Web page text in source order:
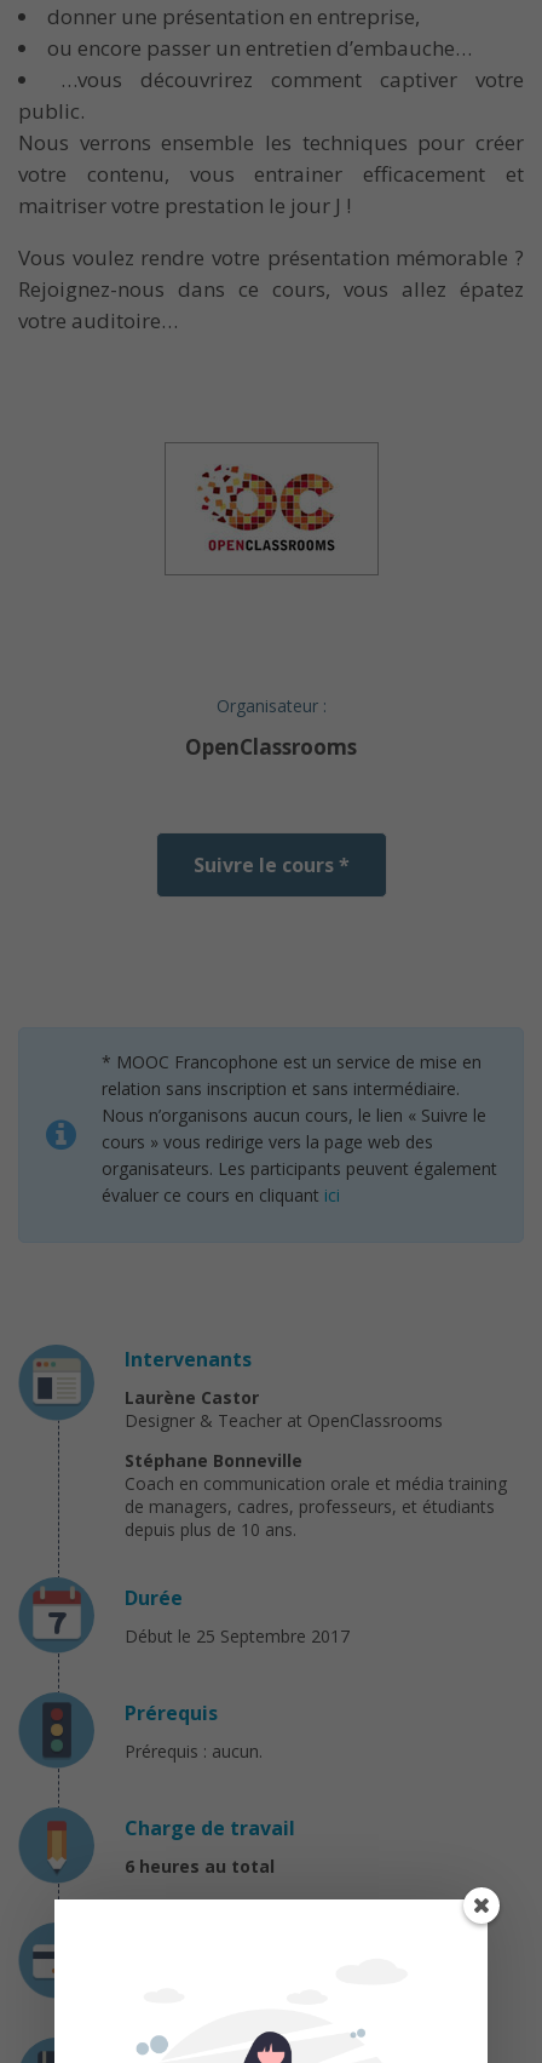
donner une présentation en entreprise,
ou encore passer un entretien d’embauche…
…vous découvrirez comment captiver votre
public.
Nous verrons ensemble les techniques pour créer
votre contenu, vous entrainer efficacement et
maitriser votre prestation le jour J !
Vous voulez rendre votre présentation mémorable ?
Rejoignez-nous dans ce cours, vous allez épatez
votre auditoire…
Organisateur :
OpenClassrooms
Suivre le cours *
* MOOC Francophone est un service de mise en
relation sans inscription et sans intermédiaire.
Nous n’organisons aucun cours, le lien « Suivre le
cours » vous redirige vers la page web des
organisateurs. Les participants peuvent également
évaluer ce cours en cliquant ici
Intervenants
Laurène Castor
Designer & Teacher at OpenClassrooms
Stéphane Bonneville
Coach en communication orale et média training
de managers, cadres, professeurs, et étudiants
depuis plus de 10 ans.
Durée
Début le 25 Septembre 2017
Prérequis
Prérequis : aucun.
Charge de travail
6 heures au total
Certification